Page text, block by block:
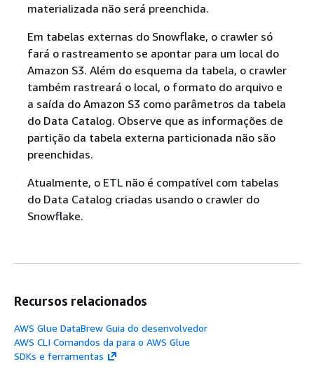
materializada não será preenchida.
Em tabelas externas do Snowflake, o crawler só
fará o rastreamento se apontar para um local do
Amazon S3. Além do esquema da tabela, o crawler
também rastreará o local, o formato do arquivo e
a saída do Amazon S3 como parâmetros da tabela
do Data Catalog. Observe que as informações de
partição da tabela externa particionada não são
preenchidas.
Atualmente, o ETL não é compatível com tabelas
do Data Catalog criadas usando o crawler do
Snowflake.
Recursos relacionados
AWS Glue DataBrew Guia do desenvolvedor
AWS CLI Comandos da para o AWS Glue
SDKs e ferramentas